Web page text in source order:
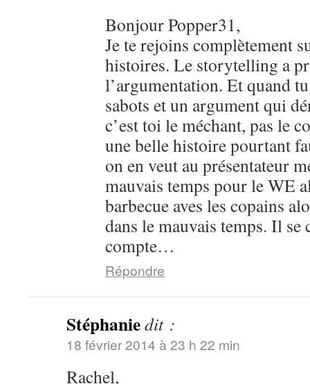
Bonjour Popper31,
Je te rejoins complètement
histoires. Le storytelling a
l’argumentation. Et quand
sabots et un argument qui
c’est toi le méchant, pas le
une belle histoire pourtant
on en veut au présentateur
mauvais temps pour le WE
barbecue aves les copains
dans le mauvais temps. Il se
compte…
Répondre
Stéphaniedit :
18 février 2014 à 23 h 22 min
Rachel,